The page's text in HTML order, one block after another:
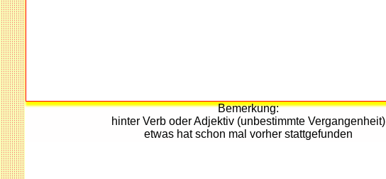
Bemerkung:
hinter Verb oder Adjektiv (unbestimmte Vergangenheit)
etwas hat schon mal vorher stattgefunden